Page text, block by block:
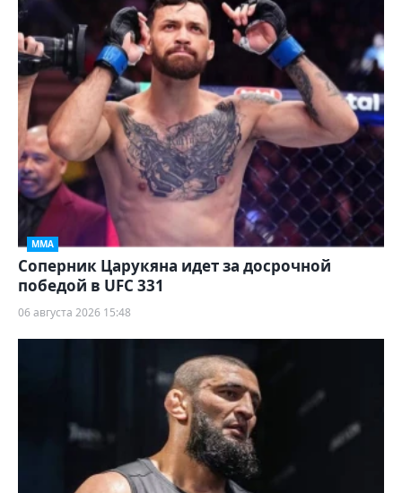
ММА
Соперник Царукяна идет за досрочной
победой в UFC 331
06 августа 2026 15:48